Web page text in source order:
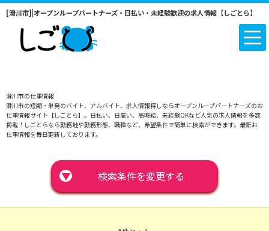
[滑川市]|オープンループパートナーズ・日払い・未経験歓迎の求人情報【しごとら】
滑川市の仕事情報
滑川市の短期・単発のバイト、アルバイト、求人情報探しならオープンループパートナーズのお
仕事情報サイト【しごとら】。日払い、日雇い、高時給、未経験OKなど人気の求人情報を多数
掲載！しごとらなら勤務地や勤務形態、職種など、希望条件で簡単に検索ができます。最新お
仕事情報を毎日更新しております。
▼ 検索条件を変更する